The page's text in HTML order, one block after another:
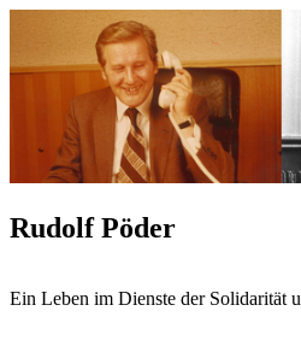
Rudolf Pöder
Ein Leben im Dienste der Solidarität